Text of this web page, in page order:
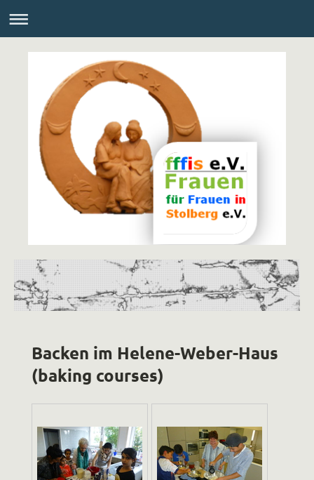
Backen im Helene-Weber-Haus
(baking courses)